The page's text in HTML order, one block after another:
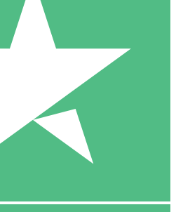
Individuels
crédits de téléchargement. Sans
10 00